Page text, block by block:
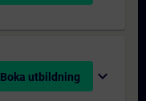
Boka utbildning expand_more